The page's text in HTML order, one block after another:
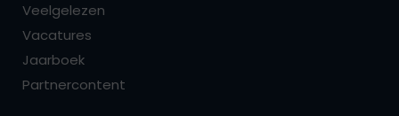
Veelgelezen
Vacatures
Jaarboek
Partnercontent